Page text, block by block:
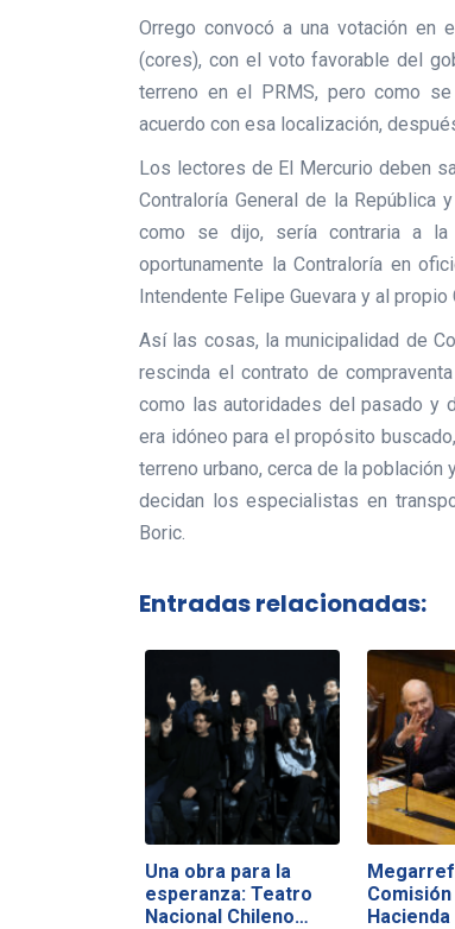
Orrego convocó a una votación en
(cores), con el voto favorable del
terreno en el PRMS, pero como
acuerdo con esa localización,
Los lectores de El Mercurio deben
Contraloría General de la
como se dijo, sería contraria a la
oportunamente la Contraloría en
Intendente Felipe Guevara y al propio
Así las cosas, la municipalidad de
rescinda el contrato de
como las autoridades del pasado y
era idóneo para el propósito
terreno urbano, cerca de la
decidan los especialistas en
Boric.
Entradas relacionadas:
Una obra para la
esperanza: Teatro
Nacional Chileno…
Comisión